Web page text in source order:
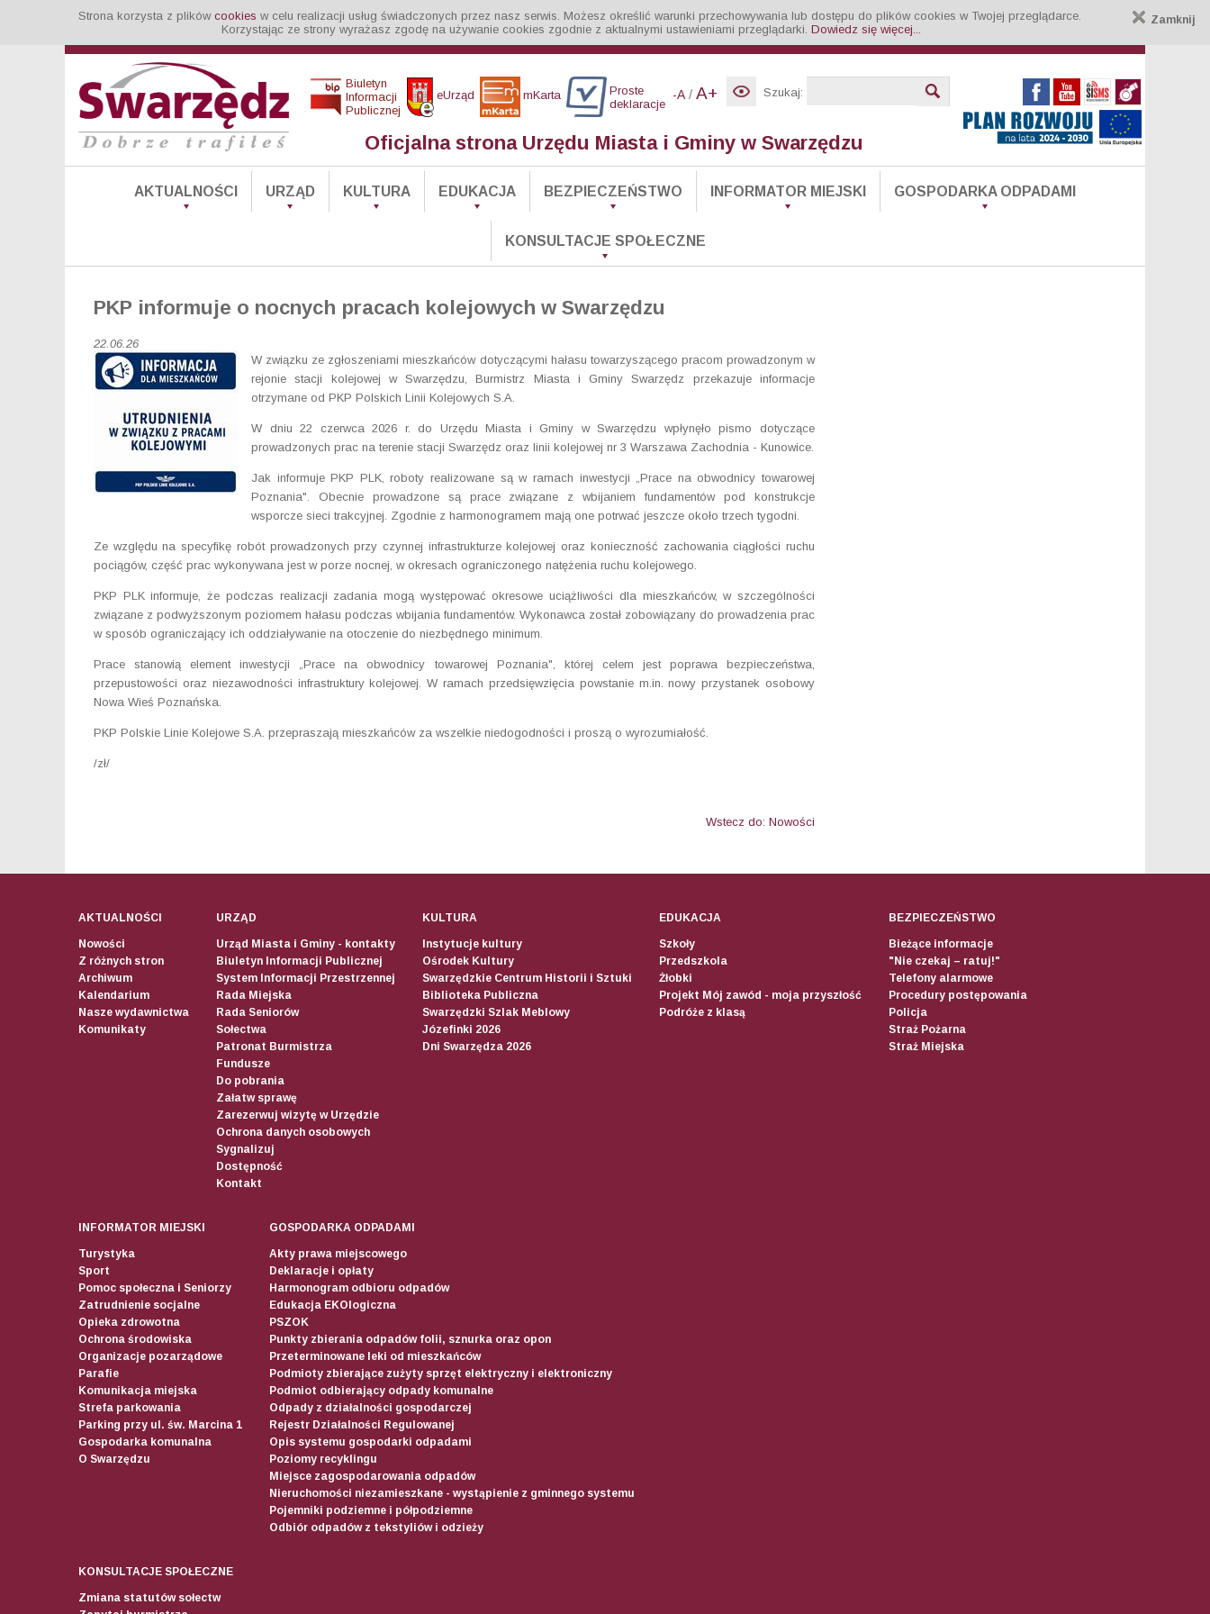
Strona korzysta z plików cookies w celu realizacji usług świadczonych przez nasz serwis. Możesz określić warunki przechowywania lub dostępu do plików cookies w Twojej przeglądarce. Zamknij
Korzystając ze strony wyrażasz zgodę na używanie cookies zgodnie z aktualnymi ustawieniami przeglądarki. Dowiedz się więcej...
Biuletyn
Informacji
Publicznej
eUrząd mKarta
Proste
deklaracje
-A / A+ Szukaj:
Oficjalna strona Urzędu Miasta i Gminy w Swarzędzu
AKTUALNOŚCI URZĄD KULTURA EDUKACJA BEZPIECZEŃSTWO INFORMATOR MIEJSKI GOSPODARKA ODPADAMI
KONSULTACJE SPOŁECZNE
PKP informuje o nocnych pracach kolejowych w Swarzędzu
22.06.26
W związku ze zgłoszeniami mieszkańców dotyczącymi hałasu towarzyszącego pracom prowadzonym w
rejonie stacji kolejowej w Swarzędzu, Burmistrz Miasta i Gminy Swarzędz przekazuje informacje
otrzymane od PKP Polskich Linii Kolejowych S.A.
W dniu 22 czerwca 2026 r. do Urzędu Miasta i Gminy w Swarzędzu wpłynęło pismo dotyczące
prowadzonych prac na terenie stacji Swarzędz oraz linii kolejowej nr 3 Warszawa Zachodnia - Kunowice.
Jak informuje PKP PLK, roboty realizowane są w ramach inwestycji „Prace na obwodnicy towarowej
Poznania". Obecnie prowadzone są prace związane z wbijaniem fundamentów pod konstrukcje
wsporcze sieci trakcyjnej. Zgodnie z harmonogramem mają one potrwać jeszcze około trzech tygodni.
Ze względu na specyfikę robót prowadzonych przy czynnej infrastrukturze kolejowej oraz konieczność zachowania ciągłości ruchu
pociągów, część prac wykonywana jest w porze nocnej, w okresach ograniczonego natężenia ruchu kolejowego.
PKP PLK informuje, że podczas realizacji zadania mogą występować okresowe uciążliwości dla mieszkańców, w szczególności
związane z podwyższonym poziomem hałasu podczas wbijania fundamentów. Wykonawca został zobowiązany do prowadzenia prac
w sposób ograniczający ich oddziaływanie na otoczenie do niezbędnego minimum.
Prace stanowią element inwestycji „Prace na obwodnicy towarowej Poznania", której celem jest poprawa bezpieczeństwa,
przepustowości oraz niezawodności infrastruktury kolejowej. W ramach przedsięwzięcia powstanie m.in. nowy przystanek osobowy
Nowa Wieś Poznańska.
PKP Polskie Linie Kolejowe S.A. przepraszają mieszkańców za wszelkie niedogodności i proszą o wyrozumiałość.
/zł/
Wstecz do: Nowości
AKTUALNOŚCI
Nowości
Z różnych stron
Archiwum
Kalendarium
Nasze wydawnictwa
Komunikaty
URZĄD
Urząd Miasta i Gminy - kontakty
Biuletyn Informacji Publicznej
System Informacji Przestrzennej
Rada Miejska
Rada Seniorów
Sołectwa
Patronat Burmistrza
Fundusze
Do pobrania
Załatw sprawę
Zarezerwuj wizytę w Urzędzie
Ochrona danych osobowych
Sygnalizuj
Dostępność
Kontakt
KULTURA
Instytucje kultury
Ośrodek Kultury
Swarzędzkie Centrum Historii i Sztuki
Biblioteka Publiczna
Swarzędzki Szlak Meblowy
Józefinki 2026
Dni Swarzędza 2026
EDUKACJA
Szkoły
Przedszkola
Żłobki
Projekt Mój zawód - moja przyszłość
Podróże z klasą
BEZPIECZEŃSTWO
Bieżące informacje
"Nie czekaj – ratuj!"
Telefony alarmowe
Procedury postępowania
Policja
Straż Pożarna
Straż Miejska
INFORMATOR MIEJSKI
Turystyka
Sport
Pomoc społeczna i Seniorzy
Zatrudnienie socjalne
Opieka zdrowotna
Ochrona środowiska
Organizacje pozarządowe
Parafie
Komunikacja miejska
Strefa parkowania
Parking przy ul. św. Marcina 1
Gospodarka komunalna
O Swarzędzu
GOSPODARKA ODPADAMI
Akty prawa miejscowego
Deklaracje i opłaty
Harmonogram odbioru odpadów
Edukacja EKOlogiczna
PSZOK
Punkty zbierania odpadów folii, sznurka oraz opon
Przeterminowane leki od mieszkańców
Podmioty zbierające zużyty sprzęt elektryczny i elektroniczny
Podmiot odbierający odpady komunalne
Odpady z działalności gospodarczej
Rejestr Działalności Regulowanej
Opis systemu gospodarki odpadami
Poziomy recyklingu
Miejsce zagospodarowania odpadów
Nieruchomości niezamieszkane - wystąpienie z gminnego systemu
Pojemniki podziemne i półpodziemne
Odbiór odpadów z tekstyliów i odzieży
KONSULTACJE SPOŁECZNE
Zmiana statutów sołectw